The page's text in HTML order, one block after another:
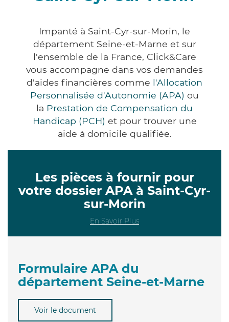
Impanté à Saint-Cyr-sur-Morin, le
département Seine-et-Marne et sur
l'ensemble de la France, Click&Care
vous accompagne dans vos demandes
d'aides financières comme l'Allocation
Personnalisée d'Autonomie (APA) ou
la Prestation de Compensation du
Handicap (PCH) et pour trouver une
aide à domicile qualifiée.
Les pièces à fournir pour
votre dossier APA à Saint-Cyr-
sur-Morin
En Savoir Plus
Formulaire APA du
département Seine-et-Marne
Voir le document